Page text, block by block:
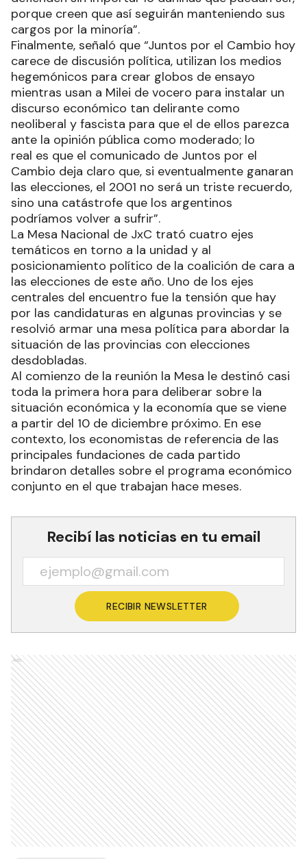
porque creen que así seguirán manteniendo sus
cargos por la minoría”.
Finalmente, señaló que “Juntos por el Cambio hoy
carece de discusión política, utilizan los medios
hegemónicos para crear globos de ensayo
mientras usan a Milei de vocero para instalar un
discurso económico tan delirante como
neoliberal y fascista para que el de ellos parezca
ante la opinión pública como moderado; lo
real es que el comunicado de Juntos por el
Cambio deja claro que, si eventualmente ganaran
las elecciones, el 2001 no será un triste recuerdo,
sino una catástrofe que los argentinos
podríamos volver a sufrir”.
La Mesa Nacional de JxC trató cuatro ejes
temáticos en torno a la unidad y al
posicionamiento político de la coalición de cara a
las elecciones de este año. Uno de los ejes
centrales del encuentro fue la tensión que hay
por las candidaturas en algunas provincias y se
resolvió armar una mesa política para abordar la
situación de las provincias con elecciones
desdobladas.
Al comienzo de la reunión la Mesa le destinó casi
toda la primera hora para deliberar sobre la
situación económica y la economía que se viene
a partir del 10 de diciembre próximo. En ese
contexto, los economistas de referencia de las
principales fundaciones de cada partido
brindaron detalles sobre el programa económico
conjunto en el que trabajan hace meses.
Recibí las noticias en tu email
RECIBIR NEWSLETTER
Ads